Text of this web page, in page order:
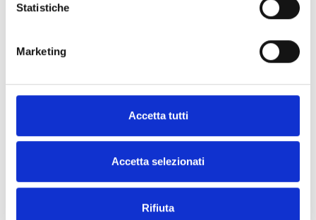
Statistiche
Marketing
Accetta tutti
Accetta selezionati
Rifiuta
E2883 STRETCH SHIRT WITH
DRINK PRINT COSTUME BELT